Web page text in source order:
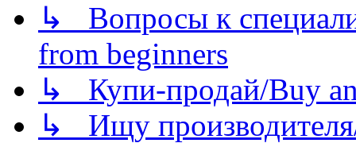
↳ Вопросы к
from beginners
↳ Купи-продай/Buy
↳ Ищу